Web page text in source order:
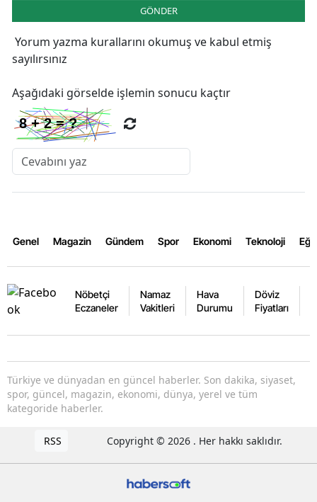
GÖNDER
Yorum yazma kurallarını okumuş ve kabul etmiş
sayılırsınız
Aşağıdaki görselde işlemin sonucu kaçtır
Genel Magazin Gündem Spor Ekonomi Teknoloji
Nöbetçi
Eczaneler
Namaz
Vakitleri
Hava
Durumu
Döviz
Fiyatları
Türkiye ve dünyadan en güncel haberler. Son dakika, siyaset,
spor, güncel, magazin, ekonomi, dünya, yerel ve tüm
kategoride haberler.
RSS Copyright © 2026 . Her hakkı saklıdır.